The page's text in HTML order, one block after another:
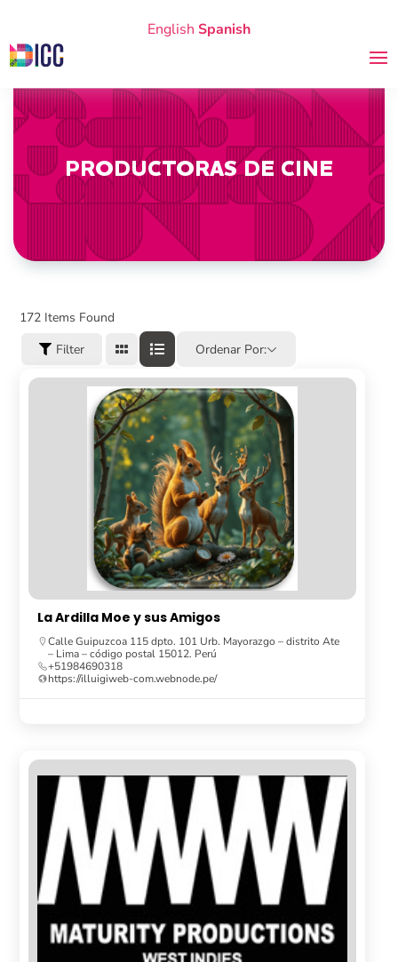
English Spanish
PRODUCTORAS DE CINE
172 Items Found
Filter
Ordenar Por:
La Ardilla Moe y sus Amigos
Calle Guipuzcoa 115 dpto. 101 Urb. Mayorazgo – distrito Ate
– Lima – código postal 15012. Perú
+51984690318
https://illuigiweb-com.webnode.pe/